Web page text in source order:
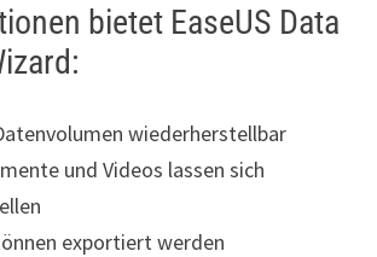
bietet EaseUS Data
wiederherstellbar
und Videos lassen sich
exportiert werden